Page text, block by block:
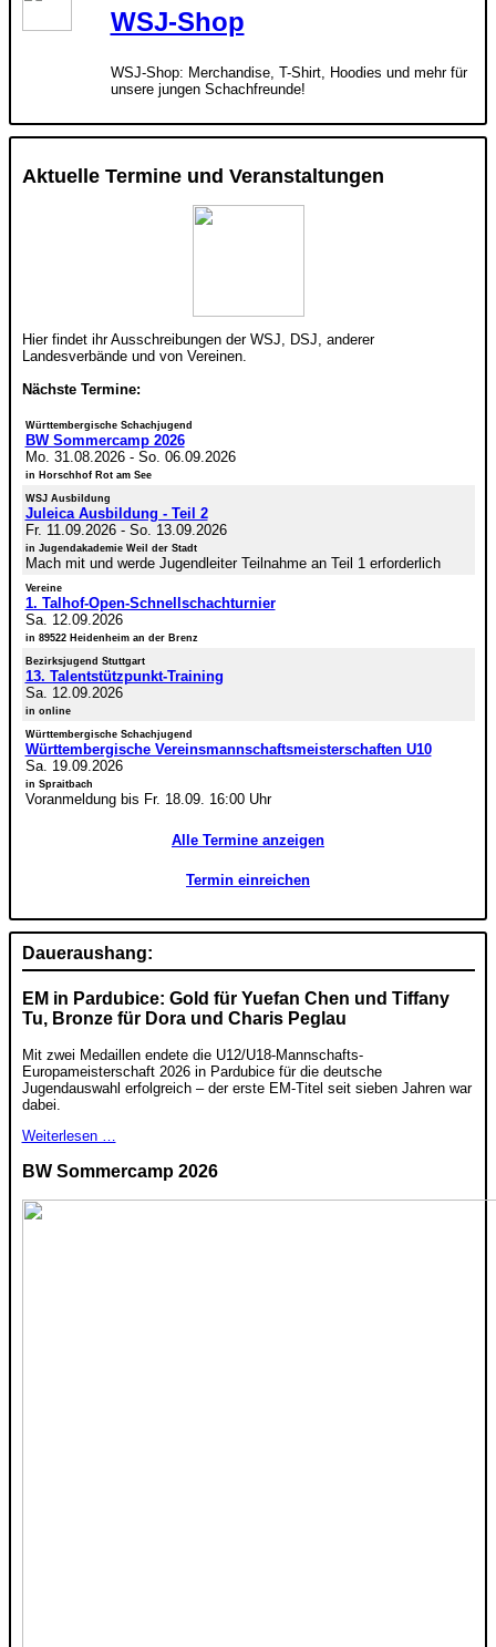
WSJ-Shop
WSJ-Shop: Merchandise, T-Shirt, Hoodies und mehr für
unsere jungen Schachfreunde!
Aktuelle Termine und Veranstaltungen
Hier findet ihr Ausschreibungen der WSJ, DSJ, anderer
Landesverbände und von Vereinen.
Nächste Termine:
Württembergische Schachjugend
BW Sommercamp 2026
Mo. 31.08.2026- So. 06.09.2026
in Horschhof Rot am See
WSJ Ausbildung
Juleica Ausbildung - Teil 2
Fr. 11.09.2026- So. 13.09.2026
in Jugendakademie Weil der Stadt
Mach mit und werde Jugendleiter Teilnahme an Teil 1 erforderlich
Vereine
1. Talhof-Open-Schnellschachturnier
Sa. 12.09.2026
in 89522 Heidenheim an der Brenz
Bezirksjugend Stuttgart
13. Talentstützpunkt-Training
Sa. 12.09.2026
in online
Württembergische Schachjugend
Württembergische Vereinsmannschaftsmeisterschaften U10
Sa. 19.09.2026
in Spraitbach
Voranmeldung bis Fr. 18.09. 16:00 Uhr
Alle Termine anzeigen
Termin einreichen
Daueraushang:
EM in Pardubice: Gold für Yuefan Chen und Tiffany
Tu, Bronze für Dora und Charis Peglau
Mit zwei Medaillen endete die U12/U18-Mannschafts-
Europameisterschaft 2026 in Pardubice für die deutsche
Jugendauswahl erfolgreich – der erste EM-Titel seit sieben Jahren war
dabei.
Weiterlesen …
BW Sommercamp 2026